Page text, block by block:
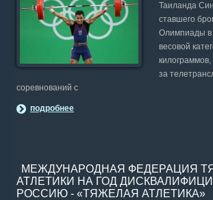
Таиланда
ставшего
Олимпиады
весовой
за
соревнований с
подробнее
МЕЖДУНАРОДНАЯ ФЕДЕРАЦИЯ
АТЛЕТИКИ НА ГОД
РОССИЮ - «ТЯЖЕЛАЯ АТЛЕТИКА»